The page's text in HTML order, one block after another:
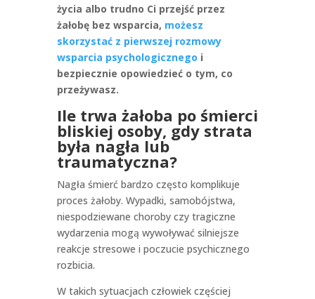
życia albo trudno Ci przejść przez
żałobę bez wsparcia, możesz
skorzystać z pierwszej rozmowy
wsparcia psychologicznego i
bezpiecznie opowiedzieć o tym, co
przeżywasz.
Ile trwa żałoba po śmierci
bliskiej osoby, gdy strata
była nagła lub
traumatyczna?
Nagła śmierć bardzo często komplikuje
proces żałoby. Wypadki, samobójstwa,
niespodziewane choroby czy tragiczne
wydarzenia mogą wywoływać silniejsze
reakcje stresowe i poczucie psychicznego
rozbicia.
W takich sytuacjach człowiek częściej